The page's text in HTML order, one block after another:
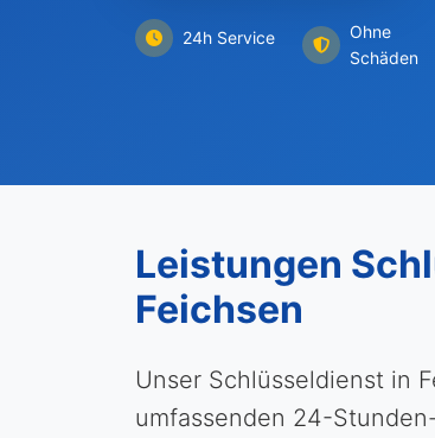
24h Service
Ohne
Schäden
Leistungen
Feichsen
Unser Schlüsseldienst in
umfassenden 24-